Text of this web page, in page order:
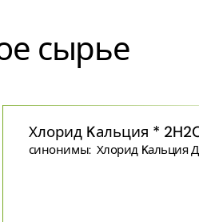
сырье
Хлорид Kальция *
синонимы: Хлорид Kальция